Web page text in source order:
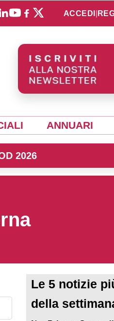
ACCEDI
ANNUARI
2026
Le 5 notizie
della